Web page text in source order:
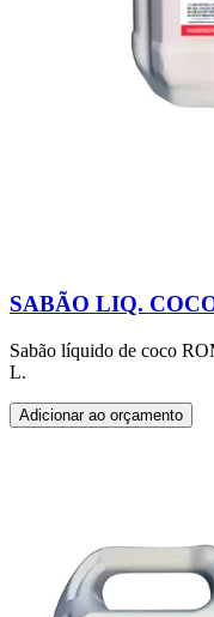
SABÃO LIQ.
Sabão líquido de coco
L.
Adicionar ao orçamento